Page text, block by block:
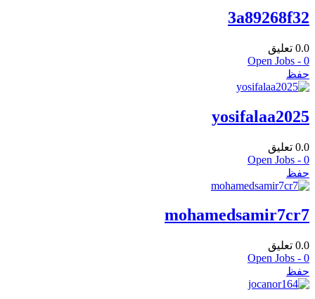
3a89268f32
0.0 تعليق
Open Jobs - 0
حفظ
yosifalaa2025
0.0 تعليق
Open Jobs - 0
حفظ
mohamedsamir7cr7
0.0 تعليق
Open Jobs - 0
حفظ